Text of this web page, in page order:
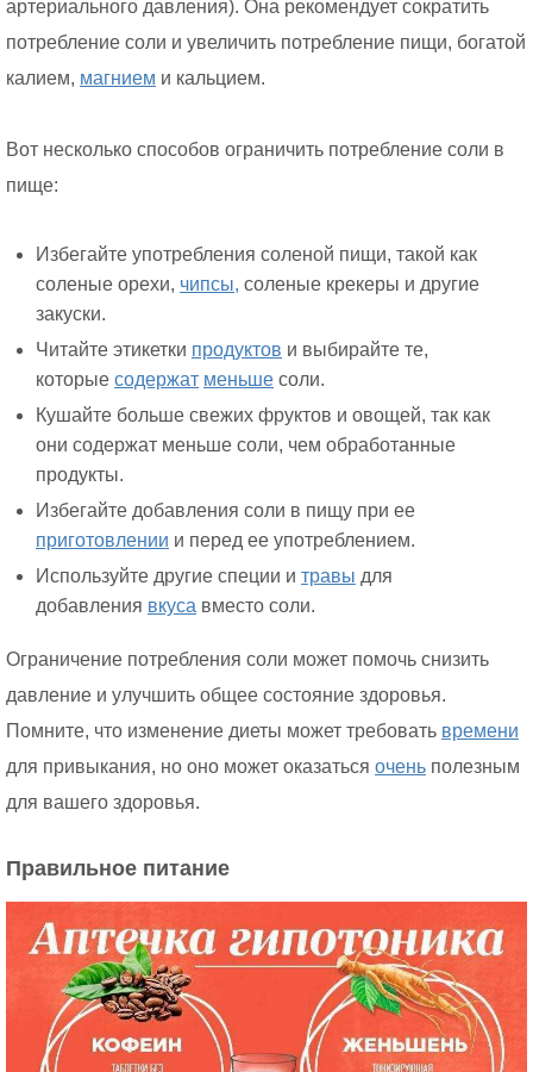
артериального давления). Она рекомендует сократить
потребление соли и увеличить потребление пищи, богатой
калием, магнием и кальцием.
Вот несколько способов ограничить потребление соли в
пище:
Избегайте употребления соленой пищи, такой как
соленые орехи, чипсы, соленые крекеры и другие
закуски.
Читайте этикетки продуктов и выбирайте те,
которые содержат меньше соли.
Кушайте больше свежих фруктов и овощей, так как
они содержат меньше соли, чем обработанные
продукты.
Избегайте добавления соли в пищу при ее
приготовлении и перед ее употреблением.
Используйте другие специи и травы для
добавления вкуса вместо соли.
Ограничение потребления соли может помочь снизить
давление и улучшить общее состояние здоровья.
Помните, что изменение диеты может требовать времени
для привыкания, но оно может оказаться очень полезным
для вашего здоровья.
Правильное питание